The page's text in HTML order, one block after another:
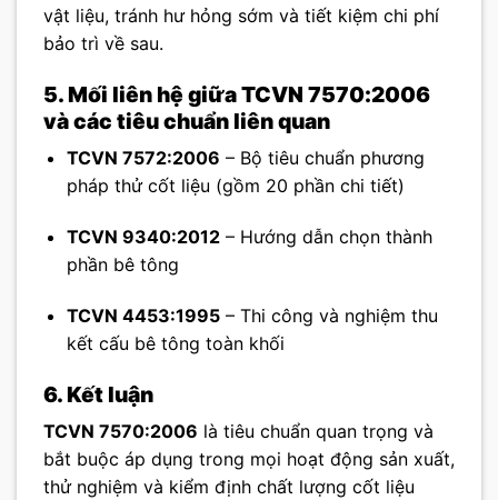
vật liệu, tránh hư hỏng sớm và tiết kiệm chi phí
bảo trì về sau.
5. Mối liên hệ giữa TCVN 7570:2006
và các tiêu chuẩn liên quan
TCVN 7572:2006 – Bộ tiêu chuẩn phương
pháp thử cốt liệu (gồm 20 phần chi tiết)
TCVN 9340:2012– Hướng dẫn chọn thành
phần bê tông
TCVN 4453:1995– Thi công và nghiệm thu
kết cấu bê tông toàn khối
6. Kết luận
TCVN 7570:2006 là tiêu chuẩn quan trọng và
bắt buộc áp dụng trong mọi hoạt động sản xuất,
thử nghiệm và kiểm định chất lượng cốt liệu